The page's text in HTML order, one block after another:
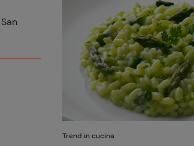
Trend in cucina